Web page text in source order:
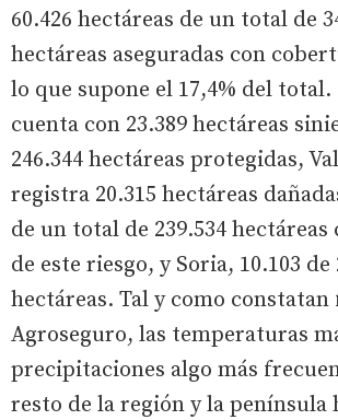
60.426 hectáreas de un total de
hectáreas aseguradas con
lo que supone el 17,4% del total.
cuenta con 23.389 hectáreas
246.344 hectáreas protegidas,
registra 20.315 hectáreas
de un total de 239.534
de este riesgo, y Soria, 10.103 de
hectáreas. Tal y como constatan
Agroseguro, las temperaturas
precipitaciones algo más
resto de la región y la península